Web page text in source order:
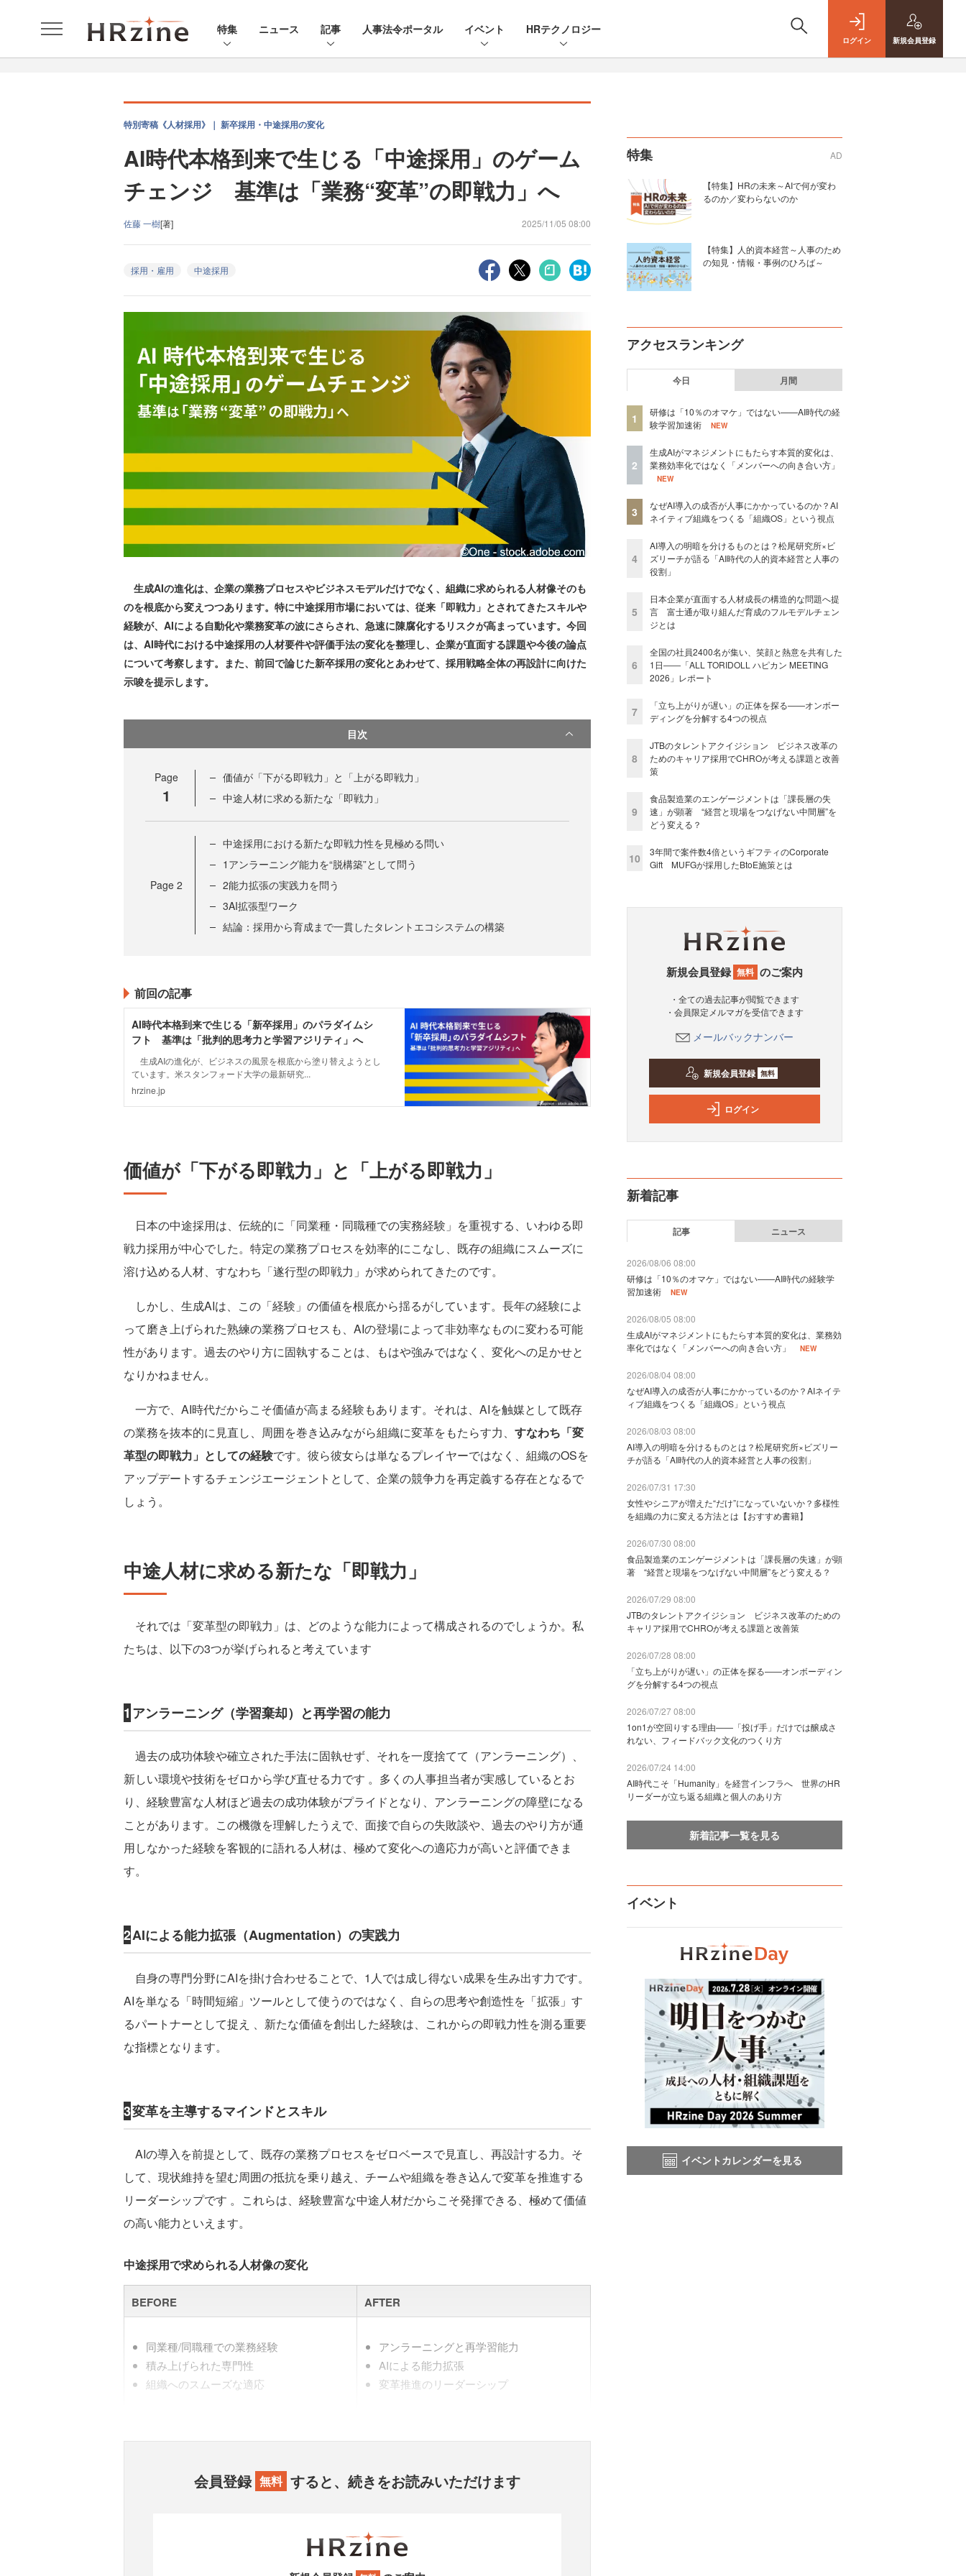
特集 ニュース 記事 人事法令ポータル イベント HRテクノロジー
ログイン 新規会員登録
特別寄稿《人材採用》｜ 新卒採用・中途採用の変化
AI時代本格到来で生じる「中途採用」のゲーム
チェンジ 基準は「業務“変革”の即戦力」へ
佐藤 一樹[著] 2025/11/05 08:00
採用・雇用 中途採用
生成AIの進化は、企業の業務プロセスやビジネスモデルだけでなく、組織に求められる人材像そのも
のを根底から変えつつあります。特に中途採用市場においては、従来「即戦力」とされてきたスキルや
経験が、AIによる自動化や業務変革の波にさらされ、急速に陳腐化するリスクが高まっています。今回
は、AI時代における中途採用の人材要件や評価手法の変化を整理し、企業が直面する課題や今後の論点
について考察します。また、前回で論じた新卒採用の変化とあわせて、採用戦略全体の再設計に向けた
示唆を提示します。
目次
Page
1
価値が「下がる即戦力」と「上がる即戦力」
中途人材に求める新たな「即戦力」
Page 2
中途採用における新たな即戦力性を見極める問い
1アンラーニング能力を“脱構築”として問う
2能力拡張の実践力を問う
3AI拡張型ワーク
結論：採用から育成まで一貫したタレントエコシステムの構築
前回の記事
価値が「下がる即戦力」と「上がる即戦力」
日本の中途採用は、伝統的に「同業種・同職種での実務経験」を重視する、いわゆる即
戦力採用が中心でした。特定の業務プロセスを効率的にこなし、既存の組織にスムーズに
溶け込める人材、すなわち「遂行型の即戦力」が求められてきたのです。
しかし、生成AIは、この「経験」の価値を根底から揺るがしています。長年の経験によ
って磨き上げられた熟練の業務プロセスも、AIの登場によって非効率なものに変わる可能
性があります。過去のやり方に固執することは、もはや強みではなく、変化への足かせと
なりかねません。
一方で、AI時代だからこそ価値が高まる経験もあります。それは、AIを触媒として既存
の業務を抜本的に見直し、周囲を巻き込みながら組織に変革をもたらす力、 すなわち「変
革型の即戦力」としての経験です。彼ら彼女らは単なるプレイヤーではなく、組織のOSを
アップデートするチェンジエージェントとして、企業の競争力を再定義する存在となるで
しょう。
中途人材に求める新たな「即戦力」
それでは「変革型の即戦力」は、どのような能力によって構成されるのでしょうか。私
たちは、以下の3つが挙げられると考えています
1 アンラーニング（学習棄却）と再学習の能力
過去の成功体験や確立された手法に固執せず、それを一度捨てて（アンラーニング）、
新しい環境や技術をゼロから学び直せる力です 。多くの人事担当者が実感しているとお
り、経験豊富な人材ほど過去の成功体験がプライドとなり、アンラーニングの障壁になる
ことがあります。この機微を理解したうえで、面接で自らの失敗談や、過去のやり方が通
用しなかった経験を客観的に語れる人材は、極めて変化への適応力が高いと評価できま
す。
2AIによる能力拡張（Augmentation）の実践力
自身の専門分野にAIを掛け合わせることで、1人では成し得ない成果を生み出す力です。
AIを単なる「時間短縮」ツールとして使うのではなく、自らの思考や創造性を「拡張」す
るパートナーとして捉え 、新たな価値を創出した経験は、これからの即戦力性を測る重要
な指標となります。
3変革を主導するマインドとスキル
AIの導入を前提として、既存の業務プロセスをゼロベースで見直し、再設計する力。そ
して、現状維持を望む周囲の抵抗を乗り越え、チームや組織を巻き込んで変革を推進する
リーダーシップです 。これらは、経験豊富な中途人材だからこそ発揮できる、極めて価値
の高い能力といえます。
中途採用で求められる人材像の変化
BEFORE AFTER
同業種/同職種での業務経験
積み上げられた専門性
組織へのスムーズな適応
アンラーニングと再学習能力
AIによる能力拡張
変革推進のリーダーシップ
会員登録 無料 すると、続きをお読みいただけます
特集 AD
【特集】HRの未来～AIで何が変わ
るのか／変わらないのか
【特集】人的資本経営～人事のため
の知見・情報・事例のひろば～
アクセスランキング
今日 月間
1
研修は「10％のオマケ」ではない——AI時代の経
験学習加速術
NEW
2
生成AIがマネジメントにもたらす本質的変化は、
業務効率化ではなく「メンバーへの向き合い方」
NEW
3
なぜAI導入の成否が人事にかかっているのか？AI
ネイティブ組織をつくる「組織OS」という視点
4
AI導入の明暗を分けるものとは？松尾研究所×ビ
ズリーチが語る「AI時代の人的資本経営と人事の
役割」
5
日本企業が直面する人材成長の構造的な問題へ提
言 富士通が取り組んだ育成のフルモデルチェン
ジとは
6
全国の社員2400名が集い、笑顔と熱意を共有した
1日――「ALL TORIDOLL ハピカン MEETING
2026」レポート
7
「立ち上がりが遅い」の正体を探る——オンボー
ディングを分解する4つの視点
8
JTBのタレントアクイジション ビジネス改革の
ためのキャリア採用でCHROが考える課題と改善
策
9
食品製造業のエンゲージメントは「課長層の失
速」が顕著 “経営と現場をつなげない中間層”を
どう変える？
10
3年間で案件数4倍というギフティのCorporate
Gift MUFGが採用したBtoE施策とは
新規会員登録 無料 のご案内
・全ての過去記事が閲覧できます
・会員限定メルマガを受信できます
メールバックナンバー
新規会員登録 無料
ログイン
新着記事
記事 ニュース
2026/08/06 08:00
研修は「10％のオマケ」ではない——AI時代の経験学
習加速術
NEW
2026/08/05 08:00
生成AIがマネジメントにもたらす本質的変化は、業務効
率化ではなく「メンバーへの向き合い方」
NEW
2026/08/04 08:00
なぜAI導入の成否が人事にかかっているのか？AIネイテ
ィブ組織をつくる「組織OS」という視点
2026/08/03 08:00
AI導入の明暗を分けるものとは？松尾研究所×ビズリー
チが語る「AI時代の人的資本経営と人事の役割」
2026/07/31 17:30
女性やシニアが増えた“だけ”になっていないか？多様性
を組織の力に変える方法とは【おすすめ書籍】
2026/07/30 08:00
食品製造業のエンゲージメントは「課長層の失速」が顕
著 “経営と現場をつなげない中間層”をどう変える？
2026/07/29 08:00
JTBのタレントアクイジション ビジネス改革のための
キャリア採用でCHROが考える課題と改善策
2026/07/28 08:00
「立ち上がりが遅い」の正体を探る——オンボーディン
グを分解する4つの視点
2026/07/27 08:00
1on1が空回りする理由——「投げ手」だけでは醸成さ
れない、フィードバック文化のつくり方
2026/07/24 14:00
AI時代こそ「Humanity」を経営インフラへ 世界のHR
リーダーが立ち返る組織と個人のあり方
新着記事一覧を見る
イベント
イベントカレンダーを見る